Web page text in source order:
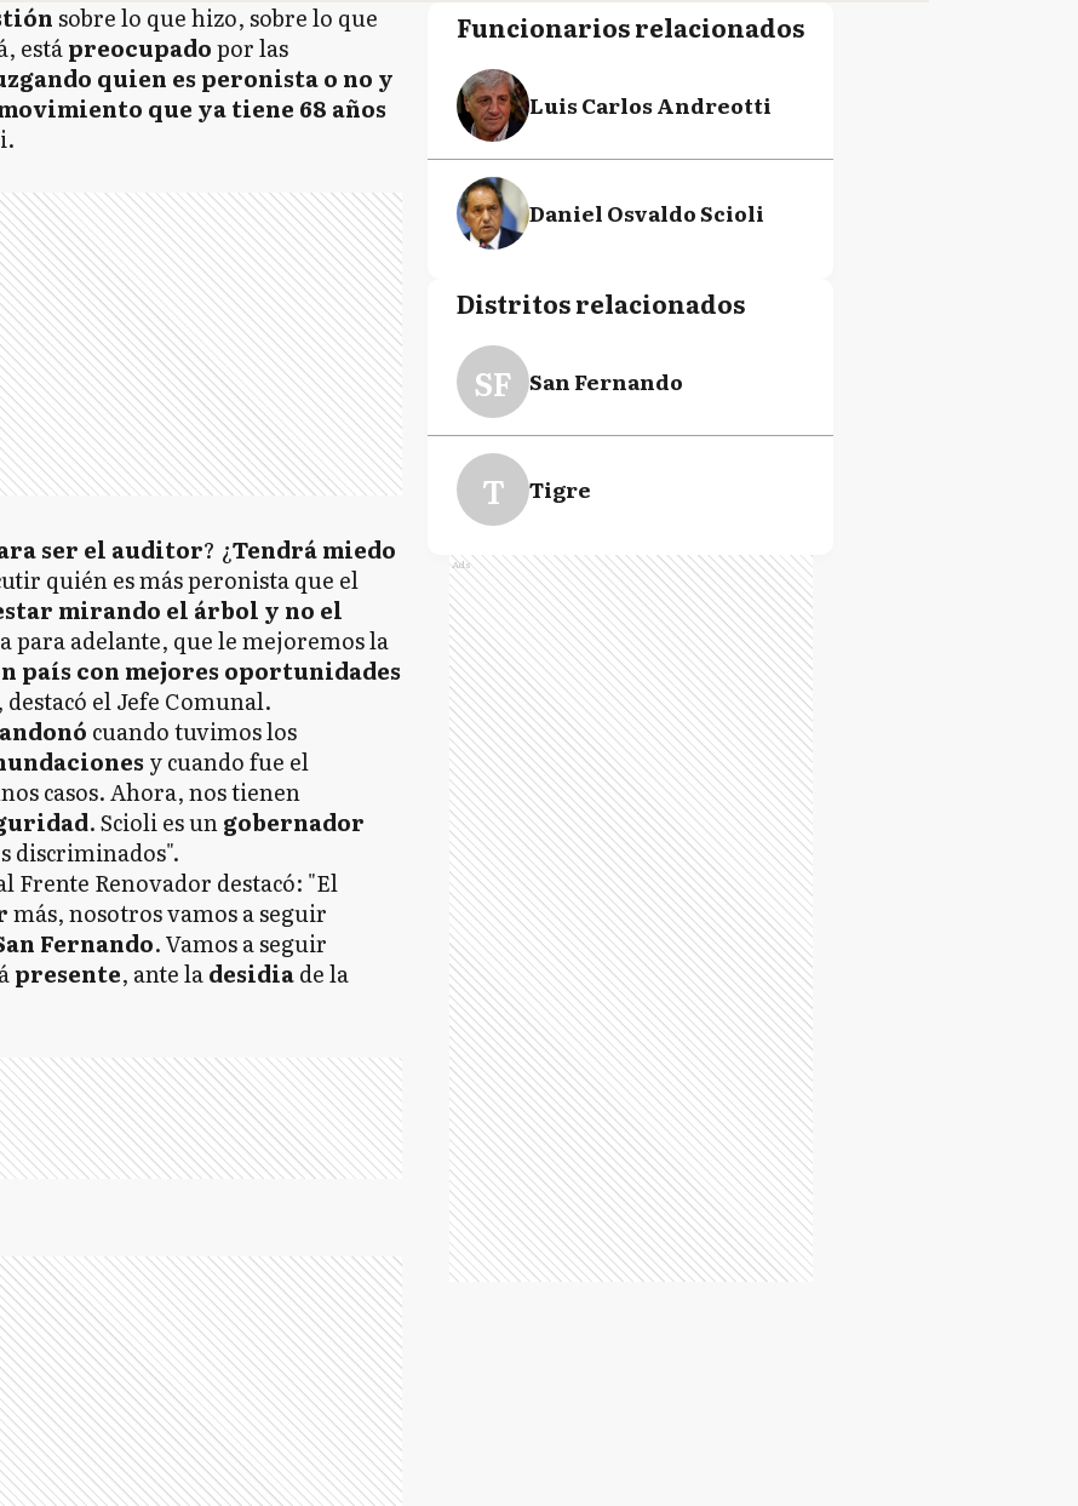
sobre lo que hizo, sobre lo que
estápreocupadopor las
quien es peronista o no y
que ya tiene 68 años
ser el auditor? ¿Tendrá miedo
quién es más peronista que el
mirando el árbol y no el
para adelante, que le mejoremos la
país con mejores oportunidades
destacó el Jefe Comunal.
cuando tuvimos los
y cuando fue el
casos. Ahora, nos tienen
. Scioli es ungobernador
discriminados".
Renovador destacó: "El
más, nosotros vamos a seguir
Fernando. Vamos a seguir
presente, ante ladesidiade la
Funcionarios relacionados
Luis Carlos Andreotti
Daniel Osvaldo Scioli
Distritos relacionados
SF San Fernando
T Tigre
Ads